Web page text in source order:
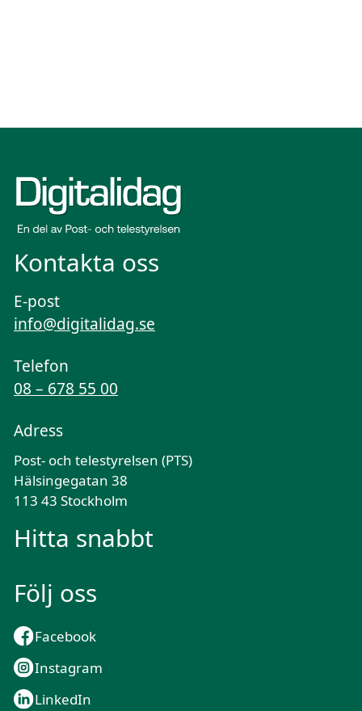
Kontakta oss
E-post
info@digitalidag.se
Telefon
08 – 678 55 00
Adress
Post- och telestyrelsen (PTS)
Hälsingegatan 38
113 43 Stockholm
Hitta snabbt
Följ oss
Facebook
Instagram
LinkedIn